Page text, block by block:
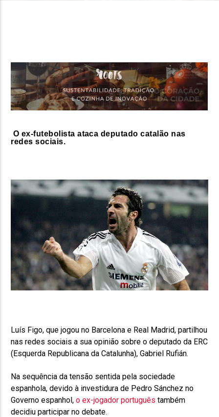
O ex-futebolista ataca deputado catalão nas
redes sociais.
Luís Figo, que jogou no Barcelona e Real Madrid, partilhou
nas redes sociais a sua opinião sobre o deputado da ERC
(Esquerda Republicana da Catalunha), Gabriel Rufián.
Na sequência da tensão sentida pela sociedade
espanhola, devido à investidura de Pedro Sánchez no
Governo espanhol,o ex-jogador português também
decidiu participar no debate.